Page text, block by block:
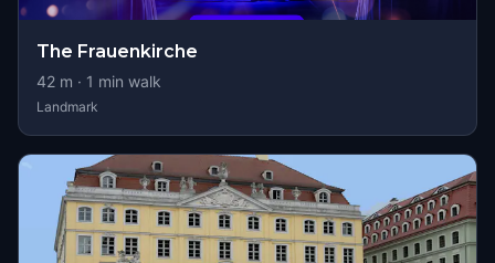
The Frauenkirche
42 m · 1 min walk
Landmark